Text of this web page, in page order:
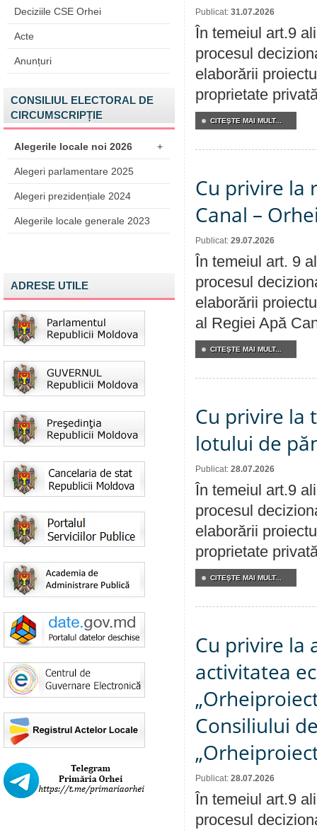
Deciziile CSE Orhei
Acte
Anunțuri
CONSILIUL ELECTORAL DE
CIRCUMSCRIPȚIE
Alegerile locale noi 2026 +
Alegeri parlamentare 2025
Alegeri prezidențiale 2024
Alegerile locale generale 2023
ADRESE UTILE
Publicat: 31.07.2026
În temeiul art.9
procesul
elaborării
proprietate
CITEŞTE MAI MULT...
Cu privire la
Canal –
Publicat: 29.07.2026
În temeiul art. 9
procesul
elaborării
al Regiei Apă
CITEŞTE MAI MULT...
Cu privire la
lotului de
Publicat: 28.07.2026
În temeiul art.9
procesul
elaborării
proprietate
CITEŞTE MAI MULT...
Cu privire la
activitatea
Consiliului
Publicat: 28.07.2026
În temeiul art.9
procesul